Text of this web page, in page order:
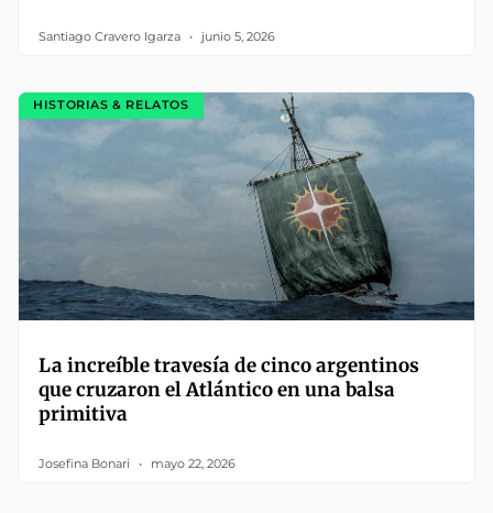
Santiago Cravero Igarza junio 5, 2026
HISTORIAS & RELATOS
La increíble travesía de cinco argentinos
que cruzaron el Atlántico en una balsa
primitiva
Josefina Bonari mayo 22, 2026